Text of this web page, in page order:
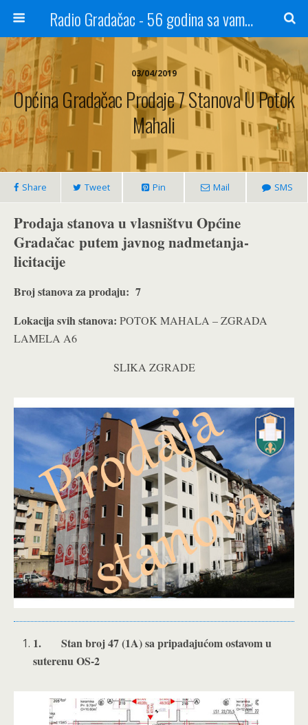
Radio Gradačac - 56 godina sa vama...
03/04/2019
Općina Gradačac Prodaje 7 Stanova U Potok
Mahali
Share Tweet Pin Mail SMS
Prodaja stanova u vlasništvu Općine
Gradačac putem javnog nadmetanja-
licitacije
Broj stanova za prodaju: 7
Lokacija svih stanova: POTOK MAHALA – ZGRADA
LAMELA A6
SLIKA ZGRADE
1.Stan broj 47 (1A) sa pripadajućom ostavom u
suterenu OS-2